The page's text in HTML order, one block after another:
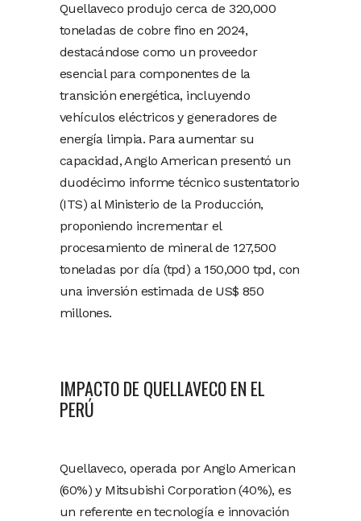
Quellaveco produjo cerca de 320,000
toneladas de cobre fino en 2024,
destacándose como un proveedor
esencial para componentes de la
transición energética, incluyendo
vehículos eléctricos y generadores de
energía limpia. Para aumentar su
capacidad, Anglo American presentó un
duodécimo informe técnico sustentatorio
(ITS) al Ministerio de la Producción,
proponiendo incrementar el
procesamiento de mineral de 127,500
toneladas por día (tpd) a 150,000 tpd, con
una inversión estimada de US$ 850
millones.
IMPACTO DE QUELLAVECO EN EL
PERÚ
Quellaveco, operada por Anglo American
(60%) y Mitsubishi Corporation (40%), es
un referente en tecnología e innovación